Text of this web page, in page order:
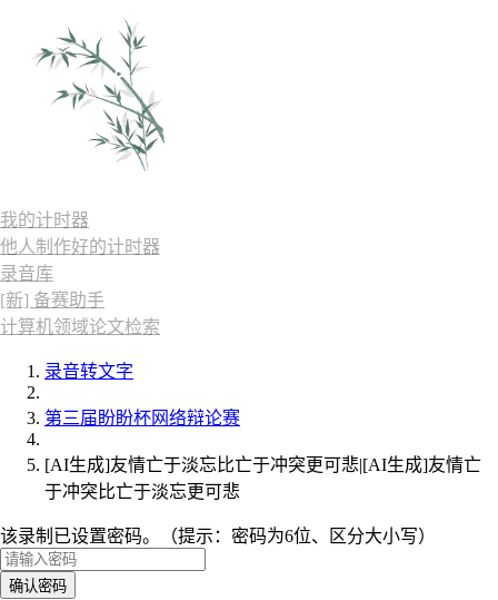
我的计时器
他人制作好的计时器
录音库
[新] 备赛助手
计算机领域论文检索
录音转文字
第三届盼盼杯网络辩论赛
[AI生成]友情亡于淡忘比亡于冲突更可悲|[AI生成]友情亡
于冲突比亡于淡忘更可悲
该录制已设置密码。（提示：密码为6位、区分大小写）
确认密码